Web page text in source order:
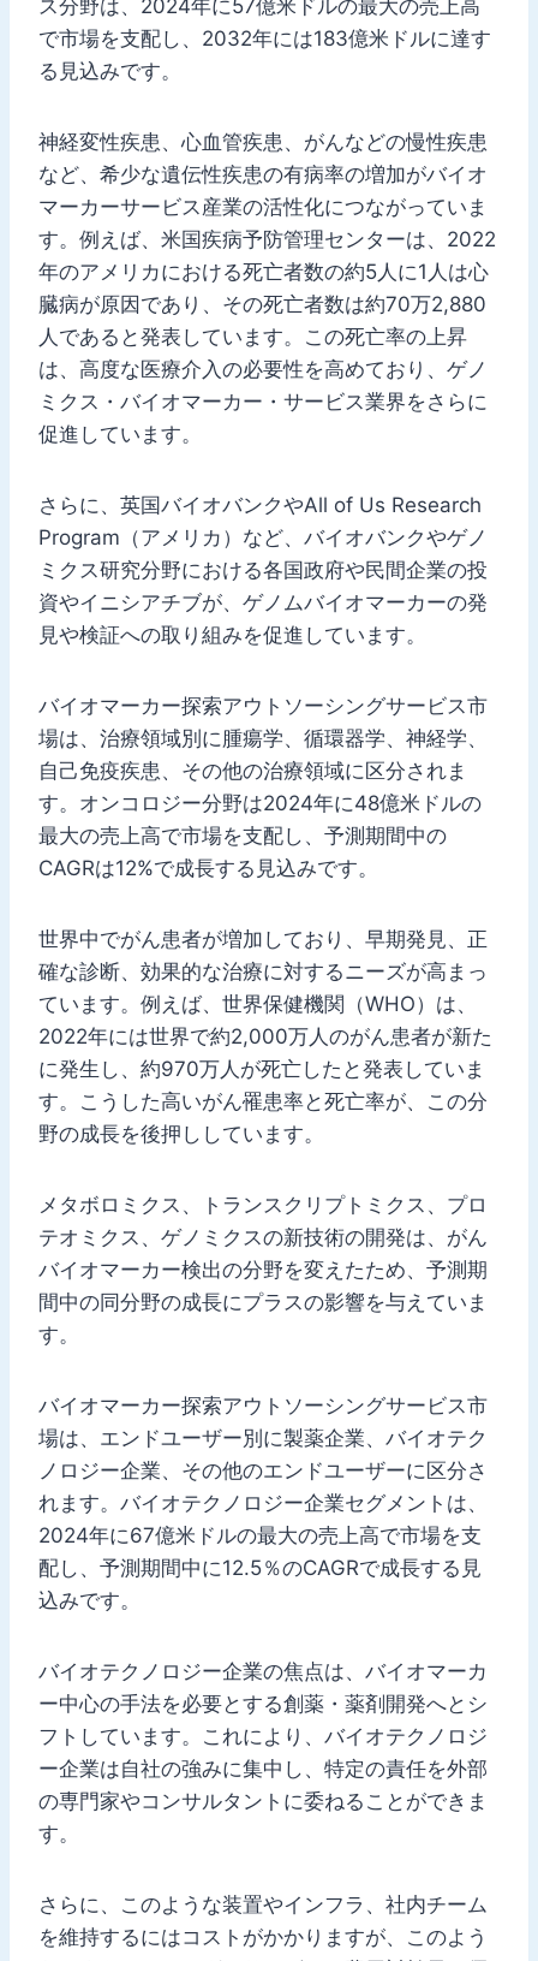
ス分野は、2024年に57億米ドルの最大の売上高
で市場を支配し、2032年には183億米ドルに達す
る見込みです。
神経変性疾患、心血管疾患、がんなどの慢性疾患
など、希少な遺伝性疾患の有病率の増加がバイオ
マーカーサービス産業の活性化につながっていま
す。例えば、米国疾病予防管理センターは、2022
年のアメリカにおける死亡者数の約5人に1人は心
臓病が原因であり、その死亡者数は約70万2,880
人であると発表しています。この死亡率の上昇
は、高度な医療介入の必要性を高めており、ゲノ
ミクス・バイオマーカー・サービス業界をさらに
促進しています。
さらに、英国バイオバンクやAll of Us Research
Program（アメリカ）など、バイオバンクやゲノ
ミクス研究分野における各国政府や民間企業の投
資やイニシアチブが、ゲノムバイオマーカーの発
見や検証への取り組みを促進しています。
バイオマーカー探索アウトソーシングサービス市
場は、治療領域別に腫瘍学、循環器学、神経学、
自己免疫疾患、その他の治療領域に区分されま
す。オンコロジー分野は2024年に48億米ドルの
最大の売上高で市場を支配し、予測期間中の
CAGRは12%で成長する見込みです。
世界中でがん患者が増加しており、早期発見、正
確な診断、効果的な治療に対するニーズが高まっ
ています。例えば、世界保健機関（WHO）は、
2022年には世界で約2,000万人のがん患者が新た
に発生し、約970万人が死亡したと発表していま
す。こうした高いがん罹患率と死亡率が、この分
野の成長を後押ししています。
メタボロミクス、トランスクリプトミクス、プロ
テオミクス、ゲノミクスの新技術の開発は、がん
バイオマーカー検出の分野を変えたため、予測期
間中の同分野の成長にプラスの影響を与えていま
す。
バイオマーカー探索アウトソーシングサービス市
場は、エンドユーザー別に製薬企業、バイオテク
ノロジー企業、その他のエンドユーザーに区分さ
れます。バイオテクノロジー企業セグメントは、
2024年に67億米ドルの最大の売上高で市場を支
配し、予測期間中に12.5％のCAGRで成長する見
込みです。
バイオテクノロジー企業の焦点は、バイオマーカ
ー中心の手法を必要とする創薬・薬剤開発へとシ
フトしています。これにより、バイオテクノロジ
ー企業は自社の強みに集中し、特定の責任を外部
の専門家やコンサルタントに委ねることができま
す。
さらに、このような装置やインフラ、社内チーム
を維持するにはコストがかかりますが、このよう